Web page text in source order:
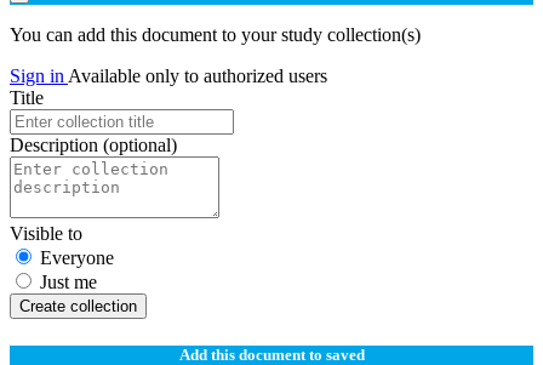
You can add this document to your study collection(s)
Sign in Available only to authorized users
Title
Description (optional)
Visible to
Everyone
Just me
Create collection
Add this document to saved